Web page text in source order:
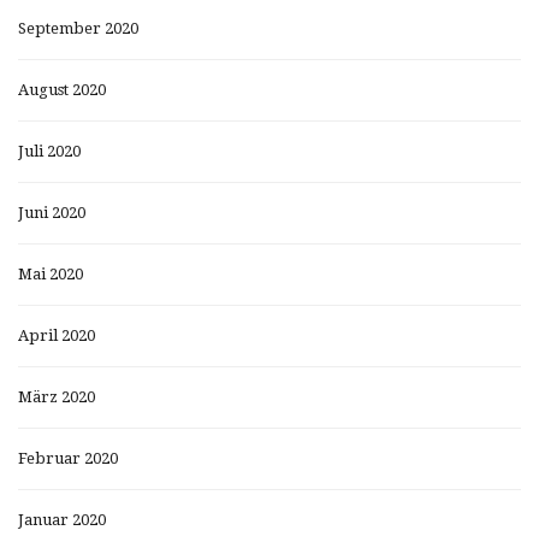
September 2020
August 2020
Juli 2020
Juni 2020
Mai 2020
April 2020
März 2020
Februar 2020
Januar 2020